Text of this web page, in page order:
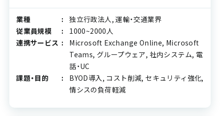
業種
独立行政法人, 運輸・交通業界
従業員規模
1000~2000人
連携サービス
Microsoft Exchange Online, Microsoft
Teams, グループウェア, 社内システム, 電
話・UC
課題・目的
BYOD導入, コスト削減, セキュリティ強化,
情シスの負荷軽減